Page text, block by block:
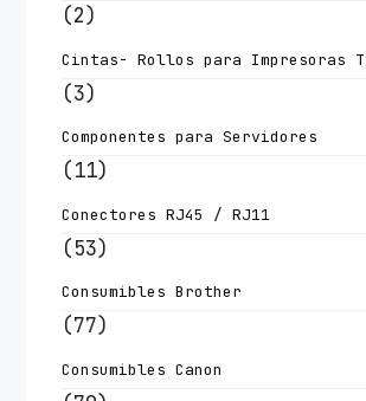
(2)
Cintas- Rollos para Impresoras
(3)
Componentes para Servidores
(11)
Conectores RJ45 / RJ11
(53)
Consumibles Brother
(77)
Consumibles Canon